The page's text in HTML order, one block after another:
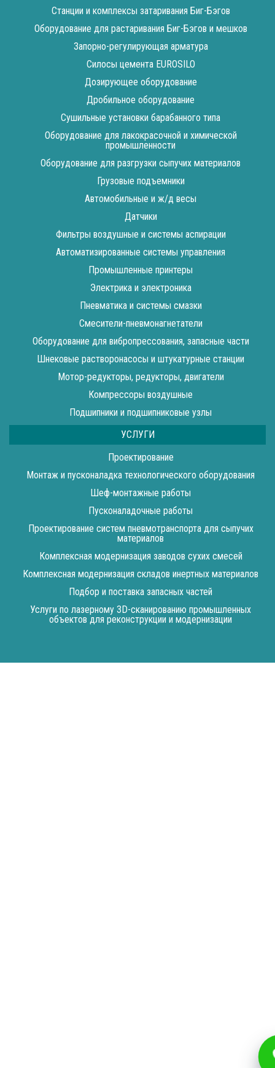
Станции и комплексы затаривания Биг-Бэгов
Оборудование для растаривания Биг-Бэгов и мешков
Запорно-регулирующая арматура
Силосы цемента EUROSILO
Дозирующее оборудование
Дробильное оборудование
Сушильные установки барабанного типа
Оборудование для лакокрасочной и химической
промышленности
Оборудование для разгрузки сыпучих материалов
Грузовые подъемники
Автомобильные и ж/д весы
Датчики
Фильтры воздушные и системы аспирации
Автоматизированные системы управления
Промышленные принтеры
Электрика и электроника
Пневматика и системы смазки
Смесители-пневмонагнетатели
Оборудование для вибропрессования, запасные части
Шнековые растворонасосы и штукатурные станции
Мотор-редукторы, редукторы, двигатели
Компрессоры воздушные
Подшипники и подшипниковые узлы
УСЛУГИ
Проектирование
Монтаж и пусконаладка технологического оборудования
Шеф-монтажные работы
Пусконаладочные работы
Проектирование систем пневмотранспорта для сыпучих
материалов
Комплексная модернизация заводов сухих смесей
Комплексная модернизация складов инертных материалов
Подбор и поставка запасных частей
Услуги по лазерному 3D-сканированию промышленных
объектов для реконструкции и модернизации